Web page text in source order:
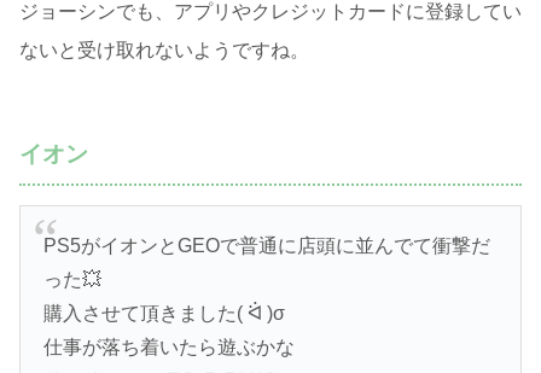
ジョーシンでも、アプリやクレジットカードに登録してい
ないと受け取れないようですね。
イオン
PS5がイオンとGEOで普通に店頭に並んでて衝撃だ
った💥
購入させて頂きました( ᐛ )σ
仕事が落ち着いたら遊ぶかな